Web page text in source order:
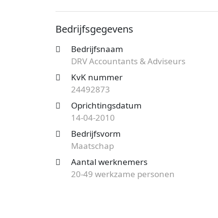
mogelijkheden?Start nu je gratis
het aanbod en bespaar op de kosten!
Bedrijfsgegevens
Bedrijfsnaam
DRV Accountants & Adviseurs
KvK nummer
24492873
Oprichtingsdatum
14-04-2010
Bedrijfsvorm
Maatschap
Aantal werknemers
20-49 werkzame personen